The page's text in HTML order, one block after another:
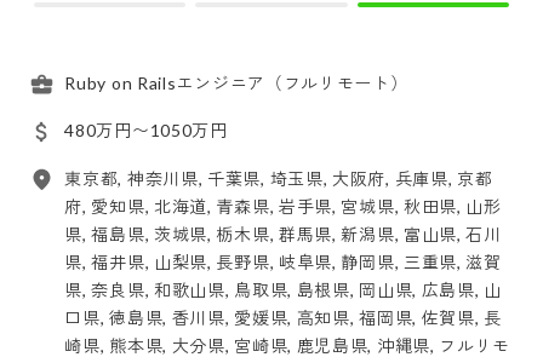
Ruby on Railsエンジニア（フルリモート）
480万円〜1050万円
東京都, 神奈川県, 千葉県, 埼玉県, 大阪府, 兵庫県, 京都
府, 愛知県, 北海道, 青森県, 岩手県, 宮城県, 秋田県, 山形
県, 福島県, 茨城県, 栃木県, 群馬県, 新潟県, 富山県, 石川
県, 福井県, 山梨県, 長野県, 岐阜県, 静岡県, 三重県, 滋賀
県, 奈良県, 和歌山県, 鳥取県, 島根県, 岡山県, 広島県, 山
口県, 徳島県, 香川県, 愛媛県, 高知県, 福岡県, 佐賀県, 長
崎県, 熊本県, 大分県, 宮崎県, 鹿児島県, 沖縄県, フルリモ